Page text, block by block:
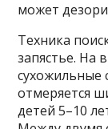
может
Техника
запястье. На
сухожильные
отмеряется
детей 5–10